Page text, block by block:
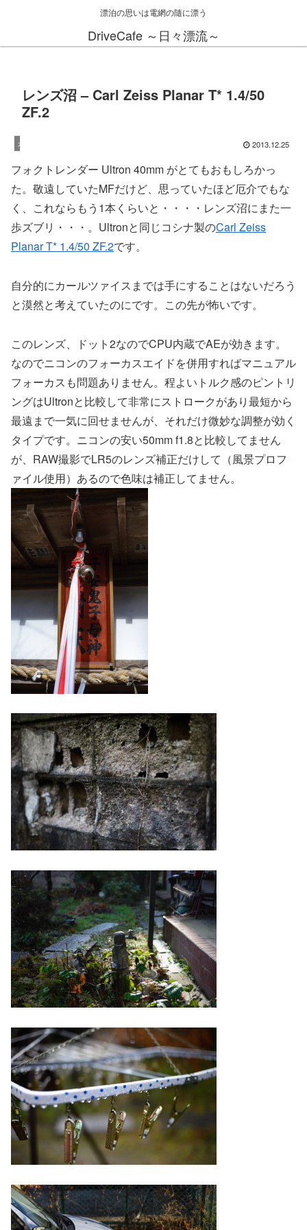
漂泊の思いは電網の隨に漂う
DriveCafe ～日々漂流～
レンズ沼 – Carl Zeiss Planar T* 1.4/50
ZF.2
カメラ 2013.12.25
フォクトレンダー Ultron 40mm がとてもおもしろかっ
た。敬遠していたMFだけど、思っていたほど厄介でもな
く、これならもう1本くらいと・・・・レンズ沼にまた一
歩ズブリ・・・。Ultronと同じコシナ製のCarl Zeiss
Planar T* 1.4/50 ZF.2です。
自分的にカールツァイスまでは手にすることはないだろう
と漠然と考えていたのにです。この先が怖いです。
このレンズ、ドット2なのでCPU内蔵でAEが効きます。
なのでニコンのフォーカスエイドを併用すればマニュアル
フォーカスも問題ありません。程よいトルク感のピントリ
ングはUltronと比較して非常にストロークがあり最短から
最遠まで一気に回せませんが、それだけ微妙な調整が効く
タイプです。ニコンの安い50mm f1.8と比較してません
が、RAW撮影でLR5のレンズ補正だけして（風景プロフ
ァイル使用）あるので色味は補正してません。